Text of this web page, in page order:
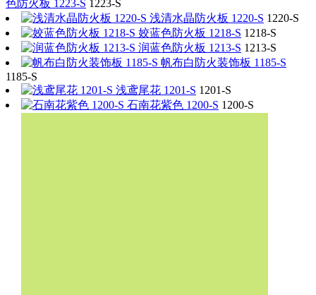
色防火板 1223-S 1223-S
浅清水晶防火板 1220-S 1220-S
姣蓝色防火板 1218-S 1218-S
润蓝色防火板 1213-S 1213-S
帆布白防火装饰板 1185-S
1185-S
浅鸢尾花 1201-S 1201-S
石南花紫色 1200-S 1200-S